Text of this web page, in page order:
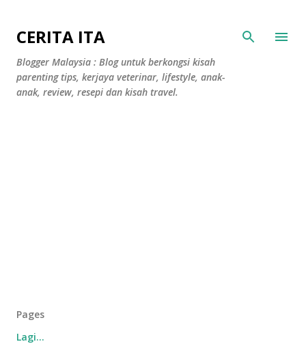
CERITA ITA
Blogger Malaysia : Blog untuk berkongsi kisah
parenting tips, kerjaya veterinar, lifestyle, anak-
anak, review, resepi dan kisah travel.
Pages
Lagi…